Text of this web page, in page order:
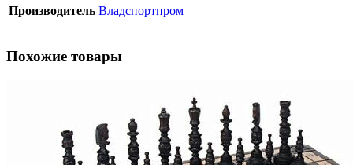
Производитель Владспортпром
Похожие товары